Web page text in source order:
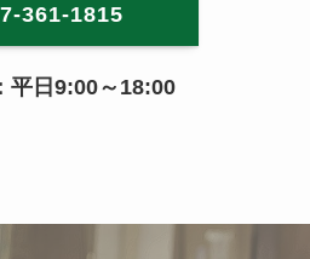
361-1815
平日9:00～18:00